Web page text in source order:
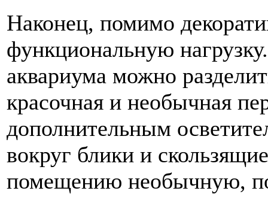
Наконец, помимо
функциональную
аквариума можно
красочная и необычная
дополнительным
вокруг блики и
помещению необычную,